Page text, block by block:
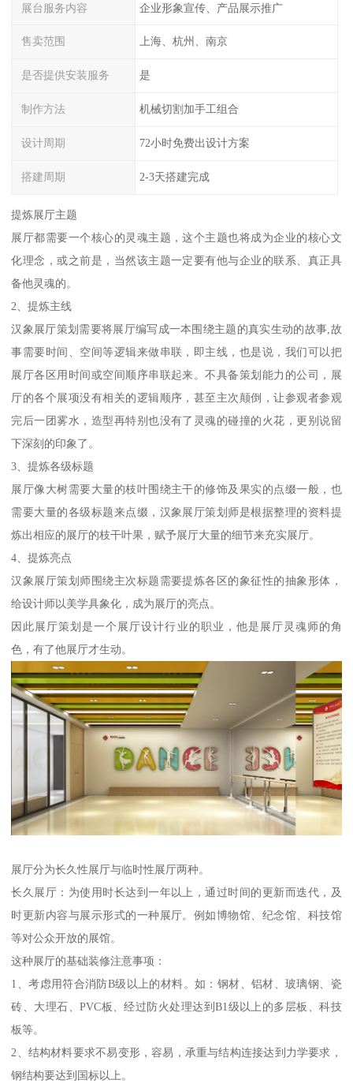
展台服务内容 企业形象宣传、产品展示推广
售卖范围 上海、杭州、南京
是否提供安装服务 是
制作方法 机械切割加手工组合
设计周期 72小时免费出设计方案
搭建周期 2-3天搭建完成
提炼展厅主题
展厅都需要一个核心的灵魂主题，这个主题也将成为企业的核心文
化理念，或之前是，当然该主题一定要有他与企业的联系、真正具
备他灵魂的。
2、提炼主线
汉象展厅策划需要将展厅编写成一本围绕主题的真实生动的故事,故
事需要时间、空间等逻辑来做串联，即主线，也是说，我们可以把
展厅各区用时间或空间顺序串联起来。不具备策划能力的公司，展
厅的各个展项没有相关的逻辑顺序，甚至主次颠倒，让参观者参观
完后一团雾水，造型再特别也没有了灵魂的碰撞的火花，更别说留
下深刻的印象了。
3、提炼各级标题
展厅像大树需要大量的枝叶围绕主干的修饰及果实的点缀一般，也
需要大量的各级标题来点缀，汉象展厅策划师是根据整理的资料提
炼出相应的展厅的枝干叶果，赋予展厅大量的细节来充实展厅。
4、提炼亮点
汉象展厅策划师围绕主次标题需要提炼各区的象征性的抽象形体，
给设计师以美学具象化，成为展厅的亮点。
因此展厅策划是一个展厅设计行业的职业，他是展厅灵魂师的角
色，有了他展厅才生动。
展厅分为长久性展厅与临时性展厅两种。
长久展厅：为使用时长达到一年以上，通过时间的更新而迭代，及
时更新内容与展示形式的一种展厅。例如博物馆、纪念馆、科技馆
等对公众开放的展馆。
这种展厅的基础装修注意事项：
1、考虑用符合消防B级以上的材料。如：钢材、铝材、玻璃钢、瓷
砖、大理石、PVC板、经过防火处理达到B1级以上的多层板、科技
板等。
2、结构材料要求不易变形，容易，承重与结构连接达到力学要求，
钢结构要达到国标以上。